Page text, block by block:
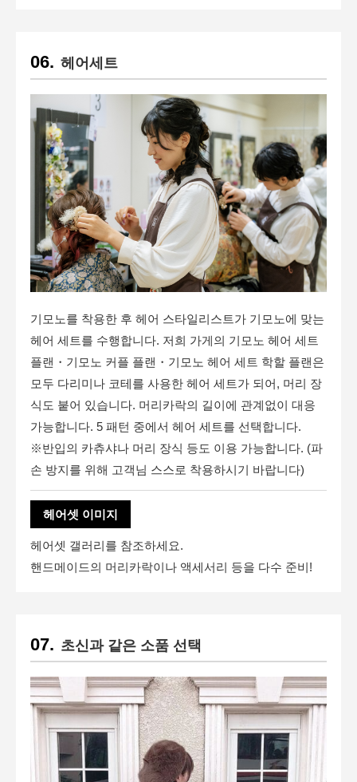
헤어세트
기모노를 착용한 후 헤어 스타일리스트가 기모노에 맞는
헤어 세트를 수행합니다. 저희 가게의 기모노 헤어 세트
플랜・기모노 커플 플랜・기모노 헤어 세트 학할 플랜은
모두 다리미나 코테를 사용한 헤어 세트가 되어, 머리 장
식도 붙어 있습니다. 머리카락의 길이에 관계없이 대응
가능합니다. 5 패턴 중에서 헤어 세트를 선택합니다.
※반입의 카츄샤나 머리 장식 등도 이용 가능합니다. (파
손 방지를 위해 고객님 스스로 착용하시기 바랍니다)
헤어셋 이미지
헤어셋 갤러리 를 참조하세요.
핸드메이드의 머리카락이나 액세서리 등을 다수 준비!
초신과 같은 소품 선택